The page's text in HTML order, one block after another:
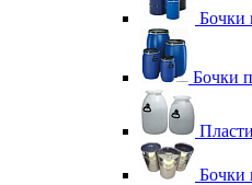
Бочки
Бочки
Бочки